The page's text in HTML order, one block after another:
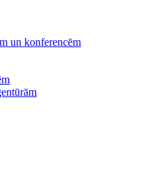
un konferencēm